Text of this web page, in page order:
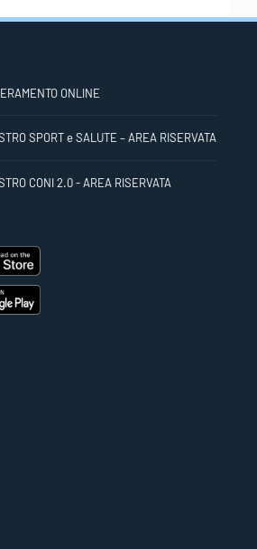
ONLINE
SPORT e SALUTE – AREA RISERVATA
CONI 2.0 - AREA RISERVATA